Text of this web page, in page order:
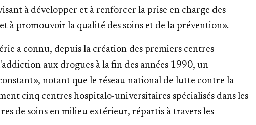
à développer et à renforcer la prise en charge des
à promouvoir la qualité des soins et de la prévention».
a connu, depuis la création des premiers centres
aux drogues à la fin des années 1990, un
notant que le réseau national de lutte contre la
cinq centres hospitalo-universitaires spécialisés dans les
de soins en milieu extérieur, répartis à travers les